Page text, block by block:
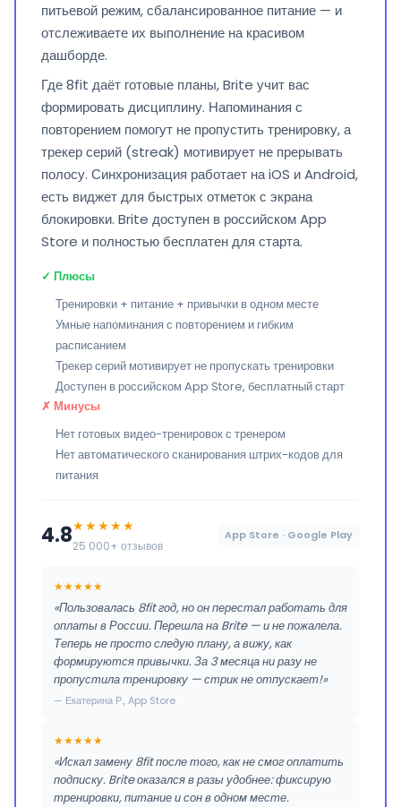
питьевой режим, сбалансированное питание — и
отслеживаете их выполнение на красивом
дашборде.
Где 8fit даёт готовые планы, Brite учит вас
формировать дисциплину. Напоминания с
повторением помогут не пропустить тренировку, а
трекер серий (streak) мотивирует не прерывать
полосу. Синхронизация работает на iOS и Android,
есть виджет для быстрых отметок с экрана
блокировки. Brite доступен в российском App
Store и полностью бесплатен для старта.
✓ Плюсы
Тренировки + питание + привычки в одном месте
Умные напоминания с повторением и гибким
расписанием
Трекер серий мотивирует не пропускать тренировки
Доступен в российском App Store, бесплатный старт
✗ Минусы
Нет готовых видео-тренировок с тренером
Нет автоматического сканирования штрих-кодов для
питания
4.8★★★★★
25 000+ отзывов
App Store · Google Play
★★★★★
«Пользовалась 8fit год, но он перестал работать для
оплаты в России. Перешла на Brite — и не пожалела.
Теперь не просто следую плану, а вижу, как
формируются привычки. За 3 месяца ни разу не
пропустила тренировку — стрик не отпускает!»
— Екатерина Р., App Store
★★★★★
«Искал замену 8fit после того, как не смог оплатить
подписку. Brite оказался в разы удобнее: фиксирую
тренировки, питание и сон в одном месте.